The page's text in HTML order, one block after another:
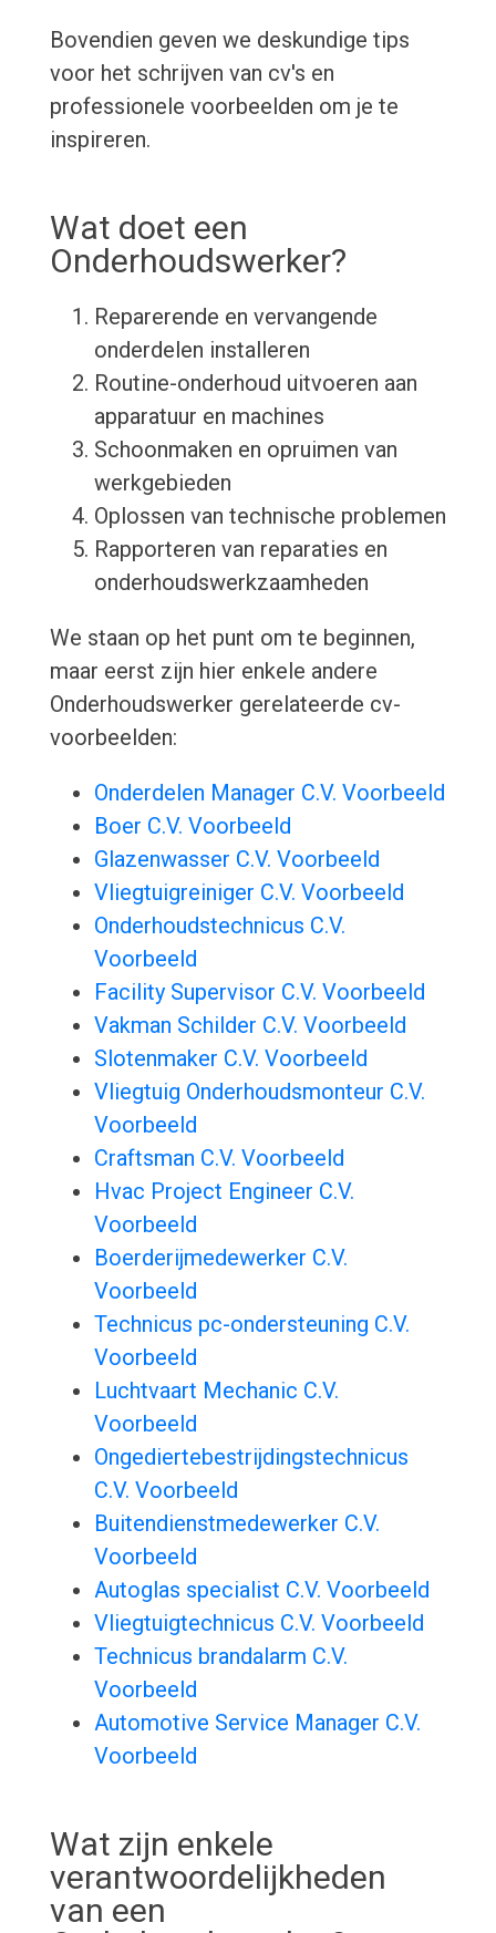
Bovendien geven we deskundige tips
voor het schrijven van cv's en
professionele voorbeelden om je te
inspireren.
Wat doet een
Onderhoudswerker?
Reparerende en vervangende
onderdelen installeren
Routine-onderhoud uitvoeren aan
apparatuur en machines
Schoonmaken en opruimen van
werkgebieden
Oplossen van technische problemen
Rapporteren van reparaties en
onderhoudswerkzaamheden
We staan op het punt om te beginnen,
maar eerst zijn hier enkele andere
Onderhoudswerker gerelateerde cv-
voorbeelden:
Onderdelen Manager C.V. Voorbeeld
Boer C.V. Voorbeeld
Glazenwasser C.V. Voorbeeld
Vliegtuigreiniger C.V. Voorbeeld
Onderhoudstechnicus C.V.
Voorbeeld
Facility Supervisor C.V. Voorbeeld
Vakman Schilder C.V. Voorbeeld
Slotenmaker C.V. Voorbeeld
Vliegtuig Onderhoudsmonteur C.V.
Voorbeeld
Craftsman C.V. Voorbeeld
Hvac Project Engineer C.V.
Voorbeeld
Boerderijmedewerker C.V.
Voorbeeld
Technicus pc-ondersteuning C.V.
Voorbeeld
Luchtvaart Mechanic C.V.
Voorbeeld
Ongediertebestrijdingstechnicus
C.V. Voorbeeld
Buitendienstmedewerker C.V.
Voorbeeld
Autoglas specialist C.V. Voorbeeld
Vliegtuigtechnicus C.V. Voorbeeld
Technicus brandalarm C.V.
Voorbeeld
Automotive Service Manager C.V.
Voorbeeld
Wat zijn enkele
verantwoordelijkheden
van een